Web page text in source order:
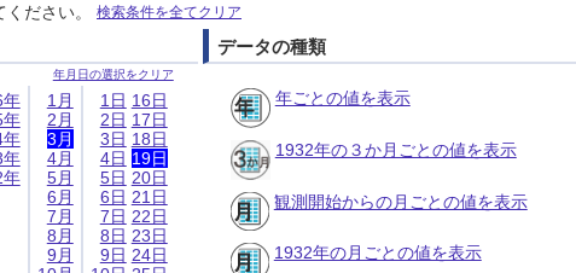
ださい。 検索条件を全てクリア
年月日の選択をクリア
年
年
年
年
年
1月
2月
3月
4月
5月
6月
7月
8月
9月
1日
2日
3日
4日
5日
6日
7日
8日
9日
16日
17日
18日
19日
20日
21日
22日
23日
24日
データの種類
年ごとの値を表示
1932年の３か月ごとの値を表示
観測開始からの月ごとの値を表示
1932年の月ごとの値を表示